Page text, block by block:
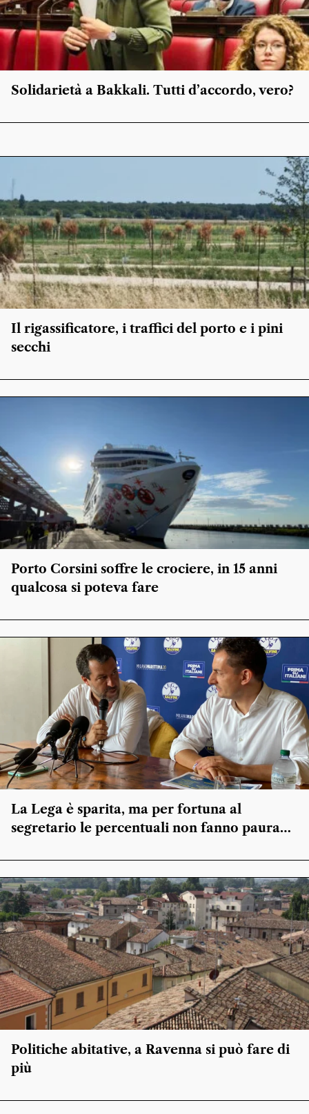
Solidarietà a Bakkali. Tutti d’accordo, vero?
Il rigassificatore, i traffici del porto e i pini
secchi
Porto Corsini soffre le crociere, in 15 anni
qualcosa si poteva fare
La Lega è sparita, ma per fortuna al
segretario le percentuali non fanno paura…
Politiche abitative, a Ravenna si può fare di
più